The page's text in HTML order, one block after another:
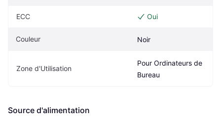
ECC Oui
Couleur Noir
Zone d'Utilisation
Pour Ordinateurs de
Bureau
Source d'alimentation